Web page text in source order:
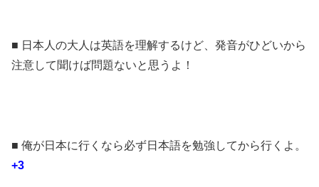
■ 日本人の大人は英語を理解するけど、発音がひどいから
注意して聞けば問題ないと思うよ！
■ 俺が日本に行くなら必ず日本語を勉強してから行くよ。
+3